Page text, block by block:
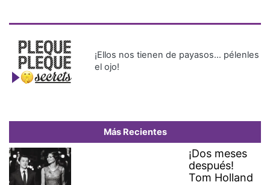
¡Ellos nos tienen de payasos… pélenles
el ojo!
Más Recientes
¡Dos meses
después!
Tom Holland